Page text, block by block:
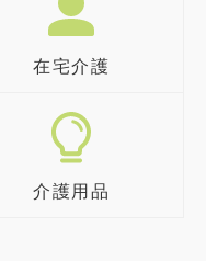
在宅介護
介護用品